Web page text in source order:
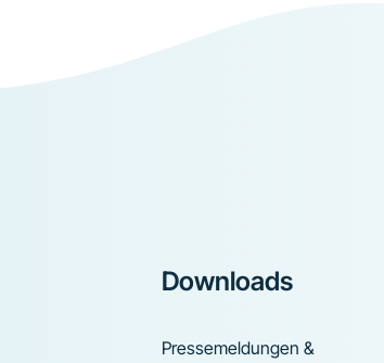
Downloads
Pressemeldungen &